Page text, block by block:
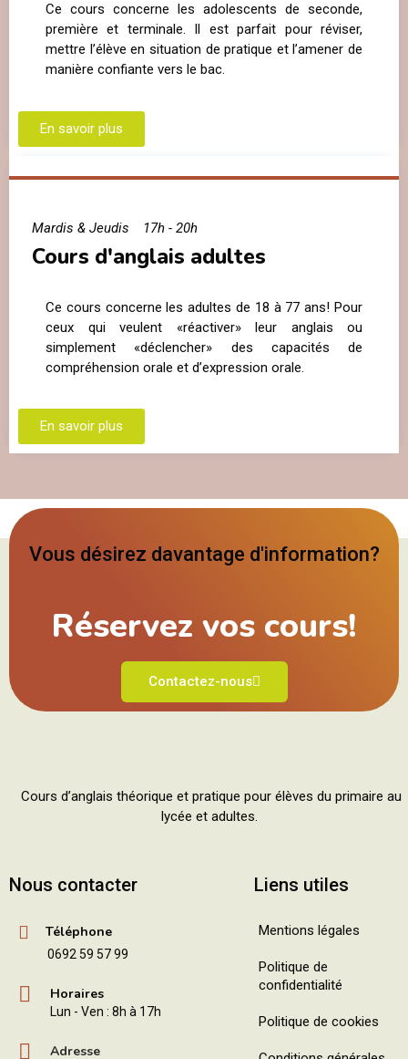
Ce cours concerne les adolescents de seconde,
première et terminale. Il est parfait pour réviser,
mettre l’élève en situation de pratique et l’amener de
manière confiante vers le bac.
En savoir plus
Mardis & Jeudis 17h - 20h
Cours d'anglais adultes
Ce cours concerne les adultes de 18 à 77 ans! Pour
ceux qui veulent «réactiver» leur anglais ou
simplement «déclencher» des capacités de
compréhension orale et d’expression orale.
En savoir plus
Vous désirez davantage d'information?
Réservez vos cours!
Contactez-nous
Cours d’anglais théorique et pratique pour élèves du primaire au
lycée et adultes.
Nous contacter
Téléphone
0692 59 57 99
Horaires
Lun - Ven : 8h à 17h
Adresse
Liens utiles
Mentions légales
Politique de
confidentialité
Politique de cookies